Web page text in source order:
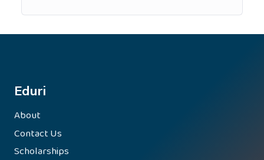
Eduri
About
Contact Us
Scholarships